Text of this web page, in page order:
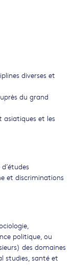
diverses et
du grand
asiatiques et les
et discriminations
politique, ou
des domaines
studies, santé et